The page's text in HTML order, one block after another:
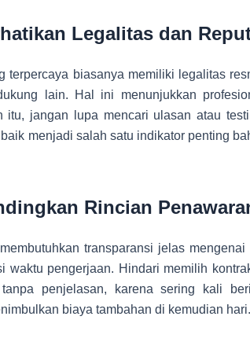
Legalitas dan
terpercaya biasanya memiliki legalitas
lain. Hal ini menunjukkan
itu, jangan lupa mencari ulasan atau
menjadi salah satu indikator penting
Rincian
transparansi jelas
waktu pengerjaan. Hindari memilih
penjelasan, karena sering kali
biaya tambahan di kemudian hari.